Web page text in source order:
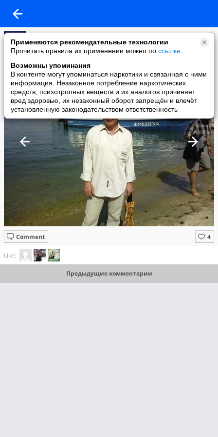
Применяются рекомендательные технологии
Прочитать правила их применении можно по ссылке
Возможны упоминания
В контенте могут упоминаться наркотики и связанная с ними
информация. Незаконное потребление наркотических
средств, психотропных веществ и их аналогов причиняет
вред здоровью, их незаконный оборот запрещён и влечёт
установленную законодательством ответственность
ВЫПИМС ((
added a photo
08 May в 15:35
Comment
Like:
Предыдущие комментарии